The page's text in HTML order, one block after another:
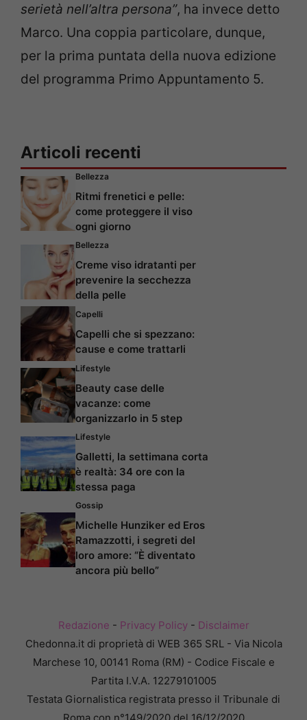
serietà nell’altra persona”, ha invece detto
Marco. Una coppia particolare, dunque,
per la prima puntata della nuova edizione
del programma Primo Appuntamento 5.
Articoli recenti
Bellezza
Ritmi frenetici e pelle:
come proteggere il viso
ogni giorno
Bellezza
Creme viso idratanti per
prevenire la secchezza
della pelle
Capelli
Capelli che si spezzano:
cause e come trattarli
Lifestyle
Beauty case delle
vacanze: come
organizzarlo in 5 step
Lifestyle
Galletti, la settimana corta
è realtà: 34 ore con la
stessa paga
Gossip
Michelle Hunziker ed Eros
Ramazzotti, i segreti del
loro amore: “È diventato
ancora più bello”
Redazione - Privacy Policy- Disclaimer
Chedonna.it di proprietà di WEB 365 SRL - Via Nicola
Marchese 10, 00141 Roma (RM) - Codice Fiscale e
Partita I.V.A. 12279101005
Testata Giornalistica registrata presso il Tribunale di